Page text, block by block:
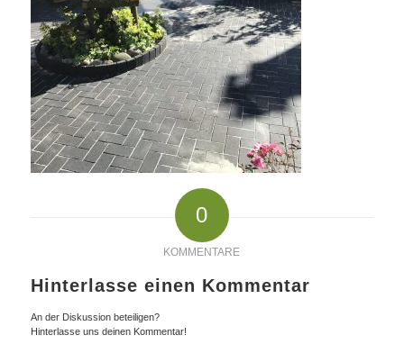
0
KOMMENTARE
Hinterlasse einen Kommentar
An der Diskussion beteiligen?
Hinterlasse uns deinen Kommentar!